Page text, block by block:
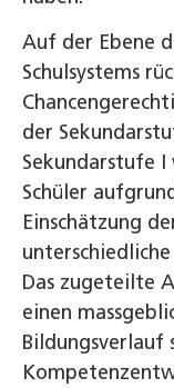
Auf der Ebene
Schulsystems
der
Sekundarstufe I
Schüler
Einschätzung
Das zugeteilte
einen
Bildungsverlauf